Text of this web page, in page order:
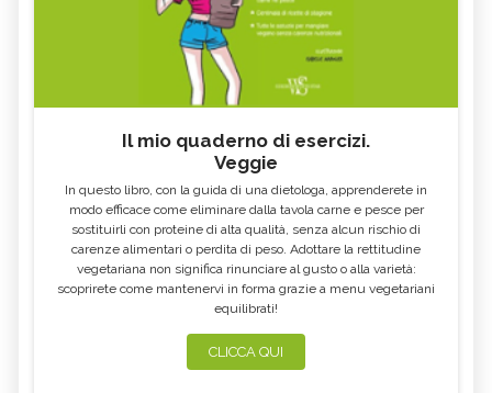
Il mio quaderno di esercizi.
Veggie
In questo libro, con la guida di una dietologa, apprenderete in
modo efficace come eliminare dalla tavola carne e pesce per
sostituirli con proteine di alta qualità, senza alcun rischio di
carenze alimentari o perdita di peso. Adottare la rettitudine
vegetariana non significa rinunciare al gusto o alla varietà:
scoprirete come mantenervi in forma grazie a menu vegetariani
equilibrati!
CLICCA QUI